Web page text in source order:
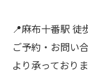
📍麻布十番駅 徒
ご予約・お問い
より承っておりま